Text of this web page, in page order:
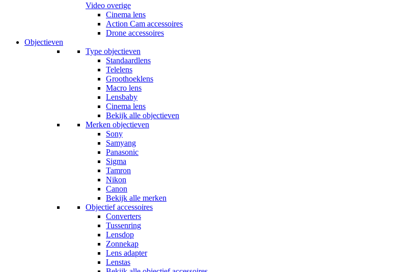
Video overige
Cinema lens
Action Cam accessoires
Drone accessoires
Objectieven
Type objectieven
Standaardlens
Telelens
Groothoeklens
Macro lens
Lensbaby
Cinema lens
Bekijk alle objectieven
Merken objectieven
Sony
Samyang
Panasonic
Sigma
Tamron
Nikon
Canon
Bekijk alle merken
Objectief accessoires
Converters
Tussenring
Lensdop
Zonnekap
Lens adapter
Lenstas